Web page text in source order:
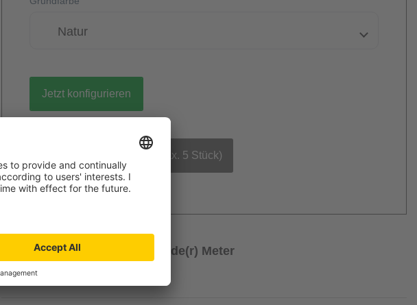
Natur
Jetzt konfigurieren
gratis Muster bestellen (max. 5 Stück)
117,00 € / Laufende(r) Meter
inkl. MwSt.